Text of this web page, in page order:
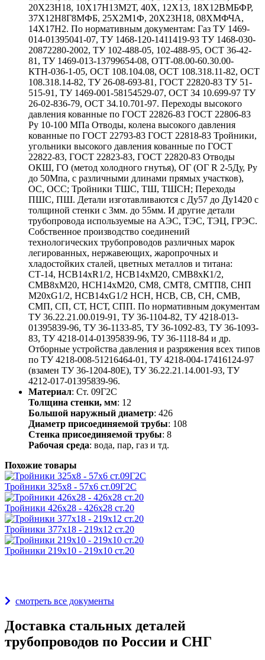
20Х23Н18, 10Х17Н13М2Т, 40Х, 12Х13, 18Х12ВМБФР,
37Х12Н8Г8МФБ, 25Х2М1Ф, 20Х23Н18, 08ХМФЧА,
14Х17Н2. По нормативным документам: Газ ТУ 1469-
014-01395041-07, ТУ 1468-120-1411419-93 ТУ 1468-030-
20872280-2002, ТУ 102-488-05, 102-488-95, ОСТ 36-42-
81, ТУ 1469-013-13799654-08, ОТТ-08.00-60.30.00-
КТН-036-1-05, ОСТ 108.104.08, ОСТ 108.318.11-82, ОСТ
108.318.14-82, ТУ 26-08-693-81, ГОСТ 22820-83 ТУ 51-
515-91, ТУ 1469-001-58154529-07, ОСТ 34 10.699-97 ТУ
26-02-836-79, ОСТ 34.10.701-97. Переходы высокого
давления кованные по ГОСТ 22826-83 ГОСТ 22806-83
Ру 10-100 МПа Отводы, колена высокого давления
кованные по ГОСТ 22793-83 ГОСТ 22818-83 Тройники,
угольники высокого давления кованные по ГОСТ
22822-83, ГОСТ 22823-83, ГОСТ 22820-83 Отводы
ОКШ, ГО (метод холодного гнутья), ОГ (ОГ R 2-5Ду, Ру
до 50Мпа, с различными длинами прямых участков),
ОС, ОСС; Тройники ТШС, ТШ, ТШСН; Переходы
ПШС, ПШ. Детали изготавливаются с Ду57 до Ду1420 с
толщиной стенки с 3мм. до 55мм. И другие детали
трубопровода используемые на АЭС, ТЭС, ТЭЦ, ГРЭС.
Собственное производство соединений
технологических трубопроводов различных марок
легированных, нержавеющих, жаропрочных и
хладостойких сталей, цветных металлов и титана:
СТ-14, НСВ14хR1/2, НСВ14хМ20, СМВ8хК1/2,
СМВ8хМ20, НСН14хМ20, СМ8, СМТ8, СМТП8, СНП
М20хG1/2, НСВ14хG1/2 НСН, НСВ, СВ, СН, СМВ,
СМП, СП, СТ, НСТ, СПП. По нормативным документам
ТУ 36.22.21.00.019-91, ТУ 36-1104-82, ТУ 4218-013-
01395839-96, ТУ 36-1133-85, ТУ 36-1092-83, ТУ 36-1093-
83, ТУ 4218-014-01395839-96, ТУ 36-1118-84 и др.
Отборные устройства давления и разряжения всех типов
по ТУ 4218-008-51216464-01, ТУ 4218-004-17416124-97
(взамен ТУ 36-1204-80Е), ТУ 36.22.21.14.001-93, ТУ
4212-017-01395839-96.
Материал: Ст. 09Г2С
Толщина стенки, мм: 12
Большой наружный диаметр: 426
Диаметр присоединяемой трубы: 108
Стенка присоединяемой трубы: 8
Рабочая среда: вода, пар, газ и тд.
Похожие товары
Тройники 325х8 - 57х6 ст.09Г2С
Тройники 426х28 - 426х28 ст.20
Тройники 377х18 - 219х12 ст.20
Тройники 219х10 - 219х10 ст.20
смотреть все документы
Доставка стальных деталей
трубопроводов по России и СНГ